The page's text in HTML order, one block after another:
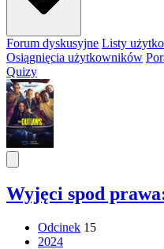
Forum dyskusyjne Listy
Osiągnięcia użytkowników
Quizy
Wyjęci spod
Odcinek 15
2024